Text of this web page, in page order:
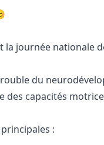
journée nationale
du
des capacités
: